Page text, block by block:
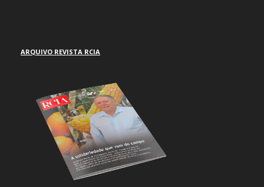
ARQUIVO REVISTA RCIA